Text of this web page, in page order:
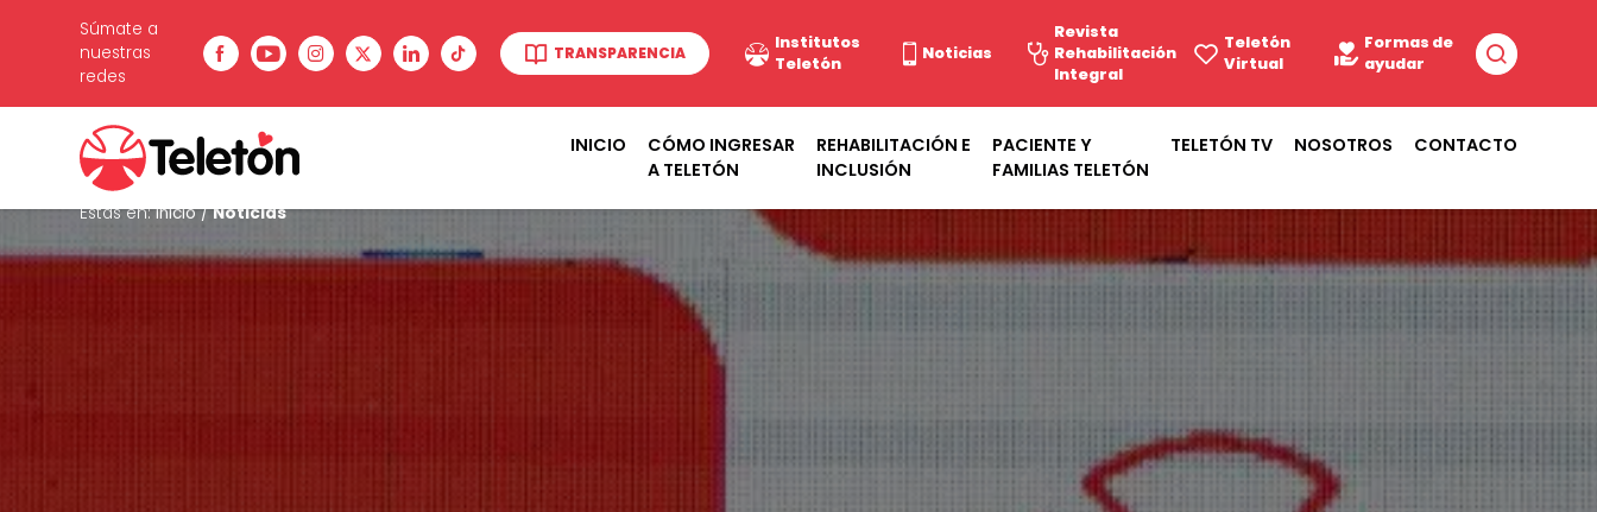
Súmate a
nuestras
redes
TRANSPARENCIA
Institutos
Teletón
Noticias
Revista
Rehabilitación
Integral
Teletón
Virtual
Formas de
ayudar
INICIO
CÓMO INGRESAR
A TELETÓN
REHABILITACIÓN E
INCLUSIÓN
PACIENTE Y
FAMILIAS TELETÓN
TELETÓN TV NOSOTROS CONTACTO
Estás en:Inicio/Noticias